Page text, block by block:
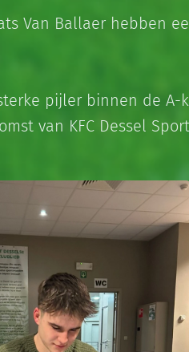
Van Ballaer hebben
pijler binnen de A-
van KFC Dessel